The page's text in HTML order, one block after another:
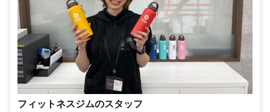
フィットネスジムのスタッフ